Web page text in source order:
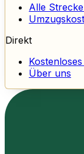
Alle
Direkt
Über uns